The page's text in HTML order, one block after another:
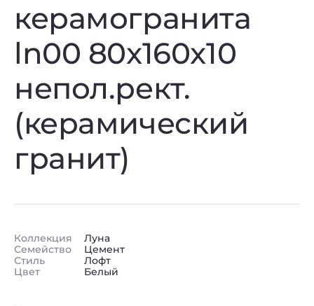
керамогранита
ln00 80x160x10
непол.рект.
(керамический
гранит)
Коллекция
Семейство
Стиль
Цвет
Луна
Цемент
Лофт
Белый